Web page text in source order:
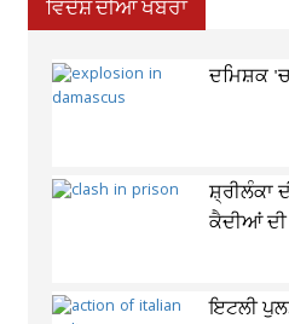
ਵਿਦੇਸ਼ ਦੀਆਂ ਖਬਰਾਂ
ਦਮਿਸ਼ਕ
ਸ਼੍ਰੀਲੰਕਾ
ਕੈਦੀਆਂ
ਇਟਲੀ